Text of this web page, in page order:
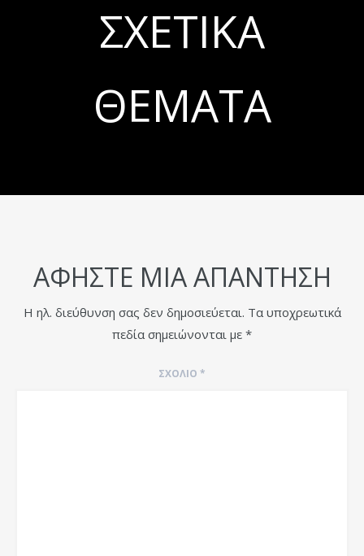
ΣΧΕΤΙΚΆ
ΘΈΜΑΤΑ
ΑΦΉΣΤΕ ΜΙΑ ΑΠΆΝΤΗΣΗ
Η ηλ. διεύθυνση σας δεν δημοσιεύεται. Τα υποχρεωτικά
πεδία σημειώνονται με *
ΣΧΌΛΙΟ *